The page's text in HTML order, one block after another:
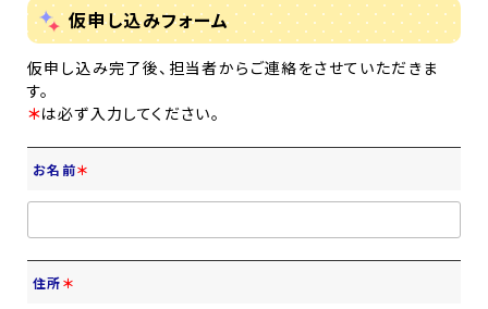
仮申し込みフォーム
仮申し込み完了後、担当者からご連絡をさせていただきま
す。
＊は必ず入力してください。
お名前＊
住所＊